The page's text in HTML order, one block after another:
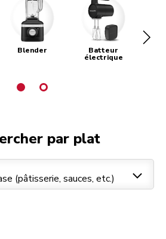
Blender Batteur
électrique
sauces, etc.)
bouche, etc.)par plat